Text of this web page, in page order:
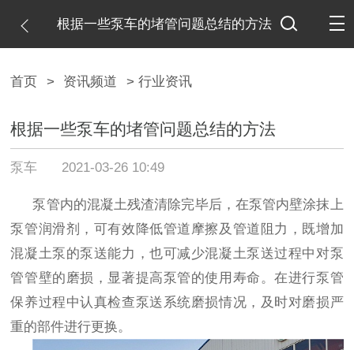
根据一些泵车的堵管问题总结的方法
首页 > 资讯频道 > 行业资讯
根据一些泵车的堵管问题总结的方法
泵车 2021-03-26 10:49
泵管内的混凝土残渣清除完毕后，在泵管内壁涂抹上
泵管润滑剂，可有效降低管道摩擦及管道阻力，既增加
混凝土泵的泵送能力，也可减少混凝土泵送过程中对泵
管管壁的磨损，显著提高泵管的使用寿命。在进行泵管
保养过程中认真检查泵送系统磨损情况，及时对磨损严
重的部件进行更换。